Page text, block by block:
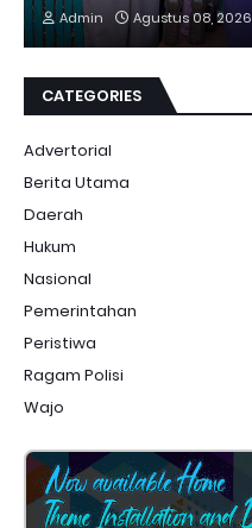
Admin Agustus 08, 2026
CATEGORIES
Advertorial
Berita Utama
Daerah
Hukum
Nasional
Pemerintahan
Peristiwa
Ragam Polisi
Wajo